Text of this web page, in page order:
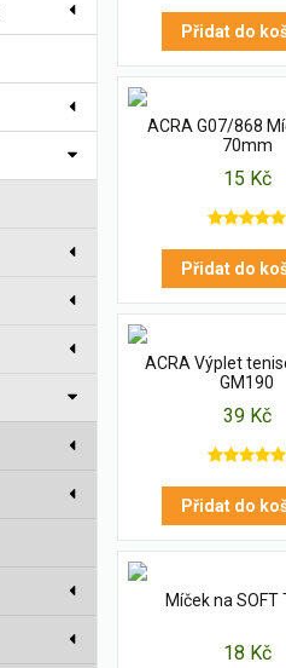
Přidat do
ACRA G07/868
70mm
15 Kč
Přidat do
ACRA Výplet
GM190
39 Kč
Přidat do
Míček na SOFT
18 Kč